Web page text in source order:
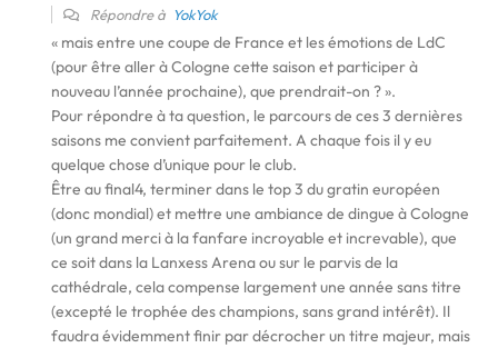
Répondre à YokYok
« mais entre une coupe de France et les émotions de LdC
(pour être aller à Cologne cette saison et participer à
nouveau l’année prochaine), que prendrait-on ? ».
Pour répondre à ta question, le parcours de ces 3 dernières
saisons me convient parfaitement. A chaque fois il y eu
quelque chose d’unique pour le club.
Être au final4, terminer dans le top 3 du gratin européen
(donc mondial) et mettre une ambiance de dingue à Cologne
(un grand merci à la fanfare incroyable et increvable), que
ce soit dans la Lanxess Arena ou sur le parvis de la
cathédrale, cela compense largement une année sans titre
(excepté le trophée des champions, sans grand intérêt). Il
faudra évidemment finir par décrocher un titre majeur, mais